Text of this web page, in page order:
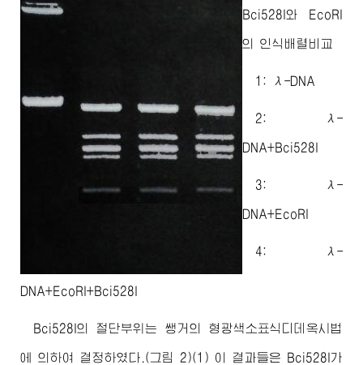
Bci528I와 EcoRI
의 인식배렬비교
1: λ-DNA
2: λ-
DNA+Bci528I
3: λ-
DNA+EcoRI
4: λ-
DNA+EcoRI+Bci528I
Bci528I의 절단부위는 쌩거의 형광색소표식디데옥시법
에 의하여 결정하였다.(그림 2)(1) 이 결과들은 Bci528I가